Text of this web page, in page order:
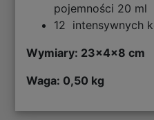
pojemności 20 ml
12 intensywnych
Wymiary: 23x4x8 cm
Waga: 0,50 kg